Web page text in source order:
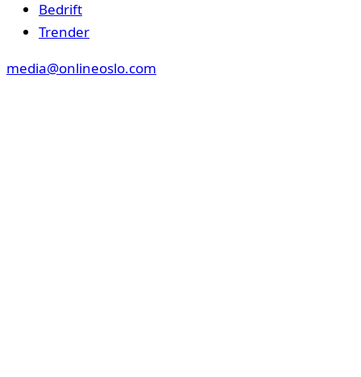
Bedrift
Trender
media@onlineoslo.com